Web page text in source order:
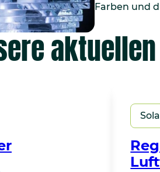
Farben und